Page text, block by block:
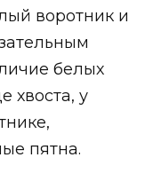
воротник и
белых
хвоста, у
пятна.